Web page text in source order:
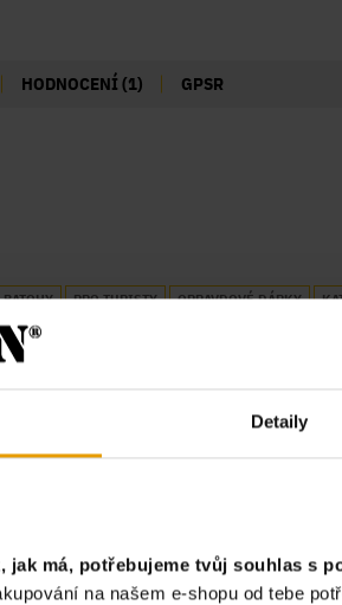
Detaily
jak má, potřebujeme tvůj souhlas s
na našem e-shopu od tebe
HODNOCENÍ (1) GPSR
PRO TURISTY OPRAVDOVÉ DÁRKY